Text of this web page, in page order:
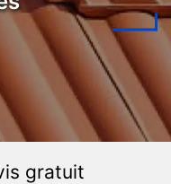
gratuit